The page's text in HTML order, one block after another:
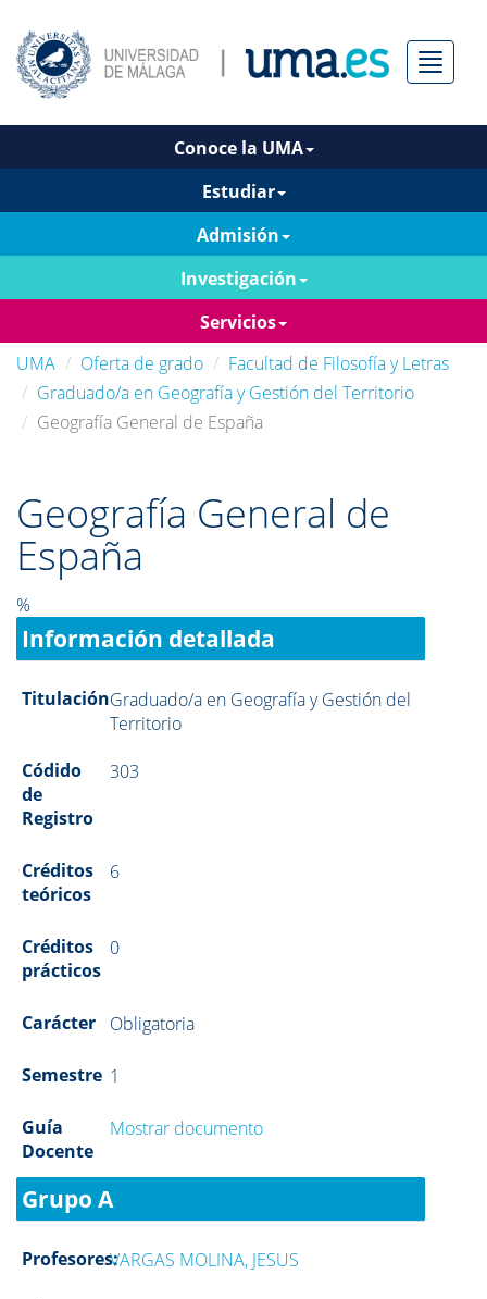
Menú
Conoce la UMA
Estudiar
Admisión
Investigación
Servicios
UMA
Oferta de grado
Facultad de Filosofía y Letras
Graduado/a en Geografía y Gestión del Territorio
Geografía General de España
Geografía General de
España
%
Información detallada
TitulaciónGraduado/a en Geografía y Gestión del
Territorio
Códido
de
Registro
303
Créditos
teóricos
6
Créditos
prácticos
0
Carácter Obligatoria
Semestre 1
Guía
Docente
Mostrar documento
Grupo A
Profesores:VARGAS MOLINA, JESUS